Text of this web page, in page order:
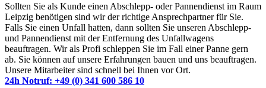
Sollten Sie als Kunde einen Abschlepp- oder Pannendienst im Raum
Leipzig benötigen sind wir der richtige Ansprechpartner für Sie.
Falls Sie einen Unfall hatten, dann sollten Sie unseren Abschlepp-
und Pannendienst mit der Entfernung des Unfallwagens
beauftragen. Wir als Profi schleppen Sie im Fall einer Panne gern
ab. Sie können auf unsere Erfahrungen bauen und uns beauftragen.
Unsere Mitarbeiter sind schnell bei Ihnen vor Ort.
24h Notruf: +49 (0) 341 600 586 10